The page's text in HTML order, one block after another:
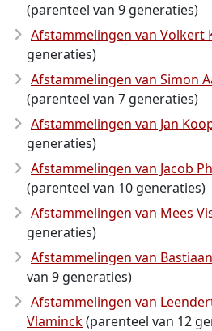
(parenteel van 9 generaties)
Afstammelingen van Volkert
generaties)
Afstammelingen van Simon
(parenteel van 7 generaties)
Afstammelingen van Jan
generaties)
Afstammelingen van Jacob
(parenteel van 10 generaties)
Afstammelingen van Mees
generaties)
Afstammelingen van
van 9 generaties)
Afstammelingen van
Vlaminck(parenteel van 12